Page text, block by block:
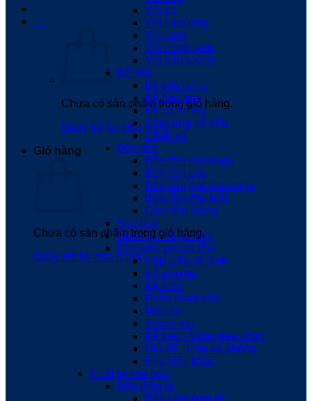
Chưa có sản phẩm trong giỏ hàng.
Quay trở lại cửa hàng
Giỏ hàng
Chưa có sản phẩm trong giỏ hàng.
Quay trở lại cửa hàng
Vòi xịt
Vòi cảm ứng
Vòi lạnh
Vòi nóng lạnh
Vòi gắn tường
Bệ tiểu
Bệ tiểu đứng
Bệ tiểu treo
Bộ xả ấn tay
Cảm ứng bệ tiểu
Chậu xả
Bồn tắm
Bồn tắm massage
Bồn tắm góc
Bồn tắm góc massage
Bồn tắm đặc biệt
Cửa tắm đứng
Sen tắm
Gương - Tủ gương
Phụ kiện phòng tắm
Hộp giấy vệ sinh
Kệ gương
Kệ Inox
Phễu thoát sàn
Móc áo
Thanh vịn
Kệ treo - Vòng treo khăn
Giá để - Hộp xà phòng
Phụ kiện khác
Thiết bị nhà bếp
Bếp điện từ
Bếp cảm ứng từ